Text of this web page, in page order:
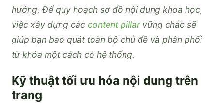
hướng. Để quy hoạch sơ đồ nội dung khoa học,
việc xây dựng các content pillar vững chắc sẽ
giúp bạn bao quát toàn bộ chủ đề và phân phối
từ khóa một cách có hệ thống.
Kỹ thuật tối ưu hóa nội dung trên
trang